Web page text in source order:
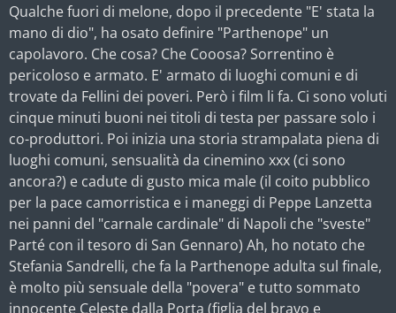
Qualche fuori di melone, dopo il precedente "E' stata la
mano di dio", ha osato definire "Parthenope" un
capolavoro. Che cosa? Che Cooosa? Sorrentino è
pericoloso e armato. E' armato di luoghi comuni e di
trovate da Fellini dei poveri. Però i film li fa. Ci sono voluti
cinque minuti buoni nei titoli di testa per passare solo i
co-produttori. Poi inizia una storia strampalata piena di
luoghi comuni, sensualità da cinemino xxx (ci sono
ancora?) e cadute di gusto mica male (il coito pubblico
per la pace camorristica e i maneggi di Peppe Lanzetta
nei panni del "carnale cardinale" di Napoli che "sveste"
Parté con il tesoro di San Gennaro) Ah, ho notato che
Stefania Sandrelli, che fa la Parthenope adulta sul finale,
è molto più sensuale della "povera" e tutto sommato
innocente Celeste dalla Porta (figlia del bravo e